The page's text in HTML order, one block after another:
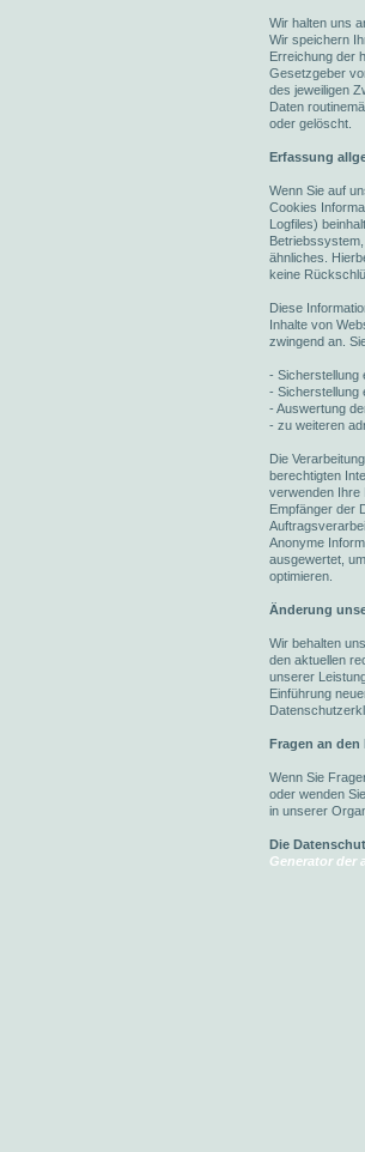
Wir halten uns
Wir speichern
Erreichung der
Gesetzgeber
des jeweiligen
Daten
oder gelöscht.
Erfassung
Wenn Sie auf
Cookies
Logfiles)
ähnliches.
keine
Diese
Inhalte von
zwingend an.
- Sicherstellung
- Sicherstellung
- Auswertung
- zu weiteren
Die
berechtigten
verwenden Ihre
Empfänger der
Anonyme
ausgewertet,
optimieren.
Änderung
Wir behalten
den aktuellen
unserer
Einführung
Fragen an
Wenn Sie
oder wenden
in unserer
Die
Generator der